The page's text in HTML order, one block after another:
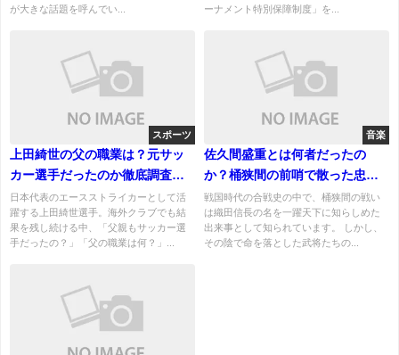
が大きな話題を呼んでい...
ーナメント特別保障制度」を...
スポーツ
上田綺世の父の職業は？元サッ
カー選手だったのか徹底調査！
日本代表FWの原点に迫る
日本代表のエースストライカーとして活
躍する上田綺世選手。海外クラブでも結
果を残し続ける中、「父親もサッカー選
手だったの？」「父の職業は何？」...
音楽
佐久間盛重とは何者だったの
か？桶狭間の前哨で散った忠将
― 織田信長の家臣
戦国時代の合戦史の中で、桶狭間の戦い
は織田信長の名を一躍天下に知らしめた
出来事として知られています。 しかし、
その陰で命を落とした武将たちの...